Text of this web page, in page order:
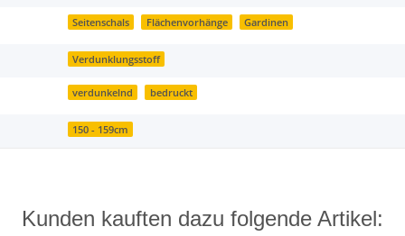
Seitenschals Flächenvorhänge Gardinen
Verdunklungsstoff
verdunkelnd bedruckt
150 - 159cm
Kunden kauften dazu folgende Artikel: